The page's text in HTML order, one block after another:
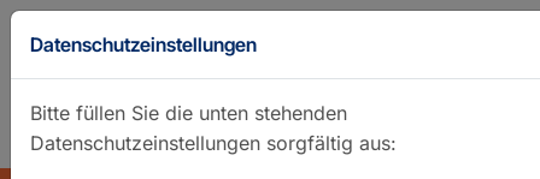
GFZ-Startseite Englisch
Datenschutzeinstellungen
Bitte füllen Sie die unten stehenden
Datenschutzeinstellungen sorgfältig aus: